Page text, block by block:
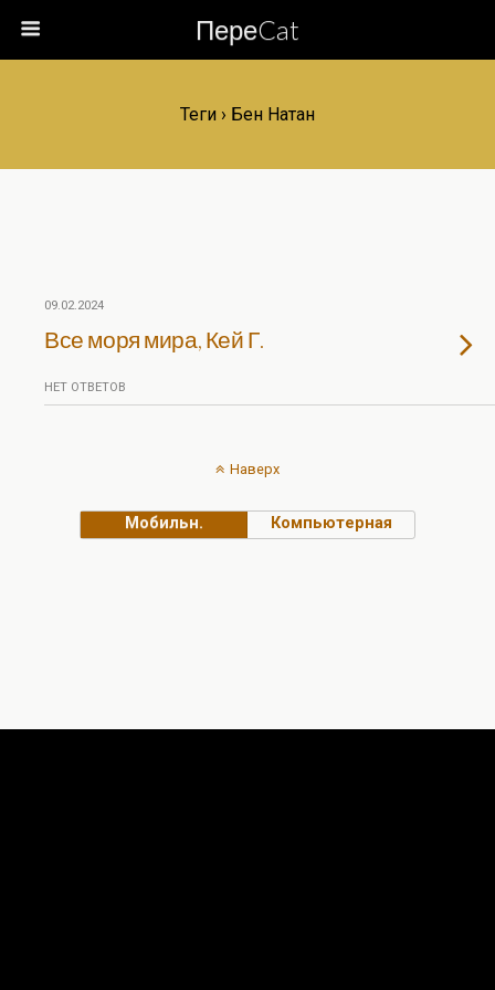
ПереCat
Теги › Бен Натан
09.02.2024
Все моря мира, Кей Г.
НЕТ ОТВЕТОВ
Наверх
Мобильн. Компьютерная